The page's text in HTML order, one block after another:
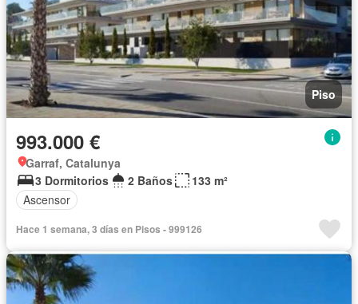
Piso
993.000 €
Garraf, Catalunya
3 Dormitorios
2 Baños
133 m²
Ascensor
Hace 1 semana, 3 días en Pisos - 999126